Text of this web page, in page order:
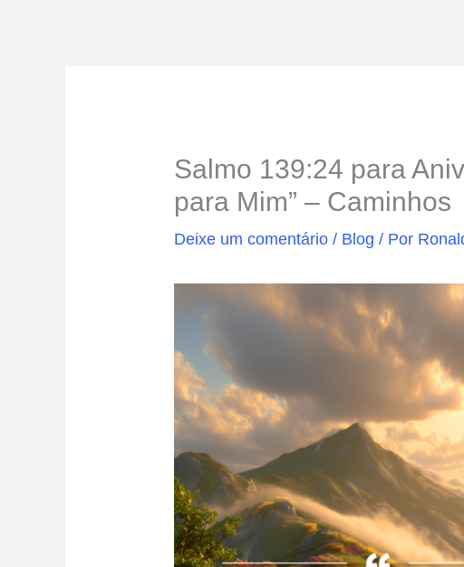
Salmo 139:24 para
para Mim” – Caminhos
Deixe um comentário / Blog / Por